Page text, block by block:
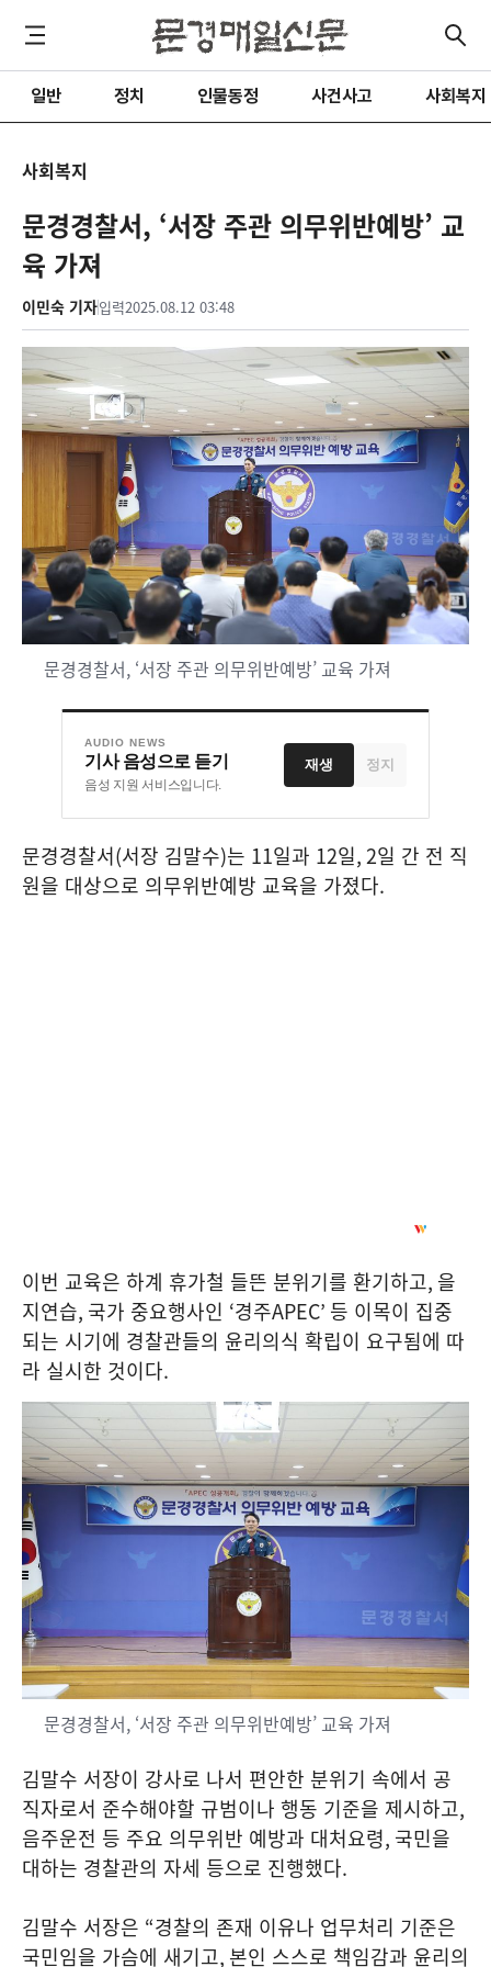
일반 정치 인물동정 사건사고 사회복지
사회복지
문경경찰서, ‘서장 주관 의무위반예방’ 교
육 가져
이민숙 기자입력2025.08.12 03:48
문경경찰서, ‘서장 주관 의무위반예방’ 교육 가져
AUDIO NEWS
기사 음성으로 듣기
음성 지원 서비스입니다.
재생 정지
문경경찰서(서장 김말수)는 11일과 12일, 2일 간 전 직
원을 대상으로 의무위반예방 교육을 가졌다.
이번 교육은 하계 휴가철 들뜬 분위기를 환기하고, 을
지연습, 국가 중요행사인 ‘경주APEC’ 등 이목이 집중
되는 시기에 경찰관들의 윤리의식 확립이 요구됨에 따
라 실시한 것이다.
문경경찰서, ‘서장 주관 의무위반예방’ 교육 가져
김말수 서장이 강사로 나서 편안한 분위기 속에서 공
직자로서 준수해야할 규범이나 행동 기준을 제시하고,
음주운전 등 주요 의무위반 예방과 대처요령, 국민을
대하는 경찰관의 자세 등으로 진행했다.
김말수 서장은 “경찰의 존재 이유나 업무처리 기준은
국민임을 가슴에 새기고, 본인 스스로 책임감과 윤리의